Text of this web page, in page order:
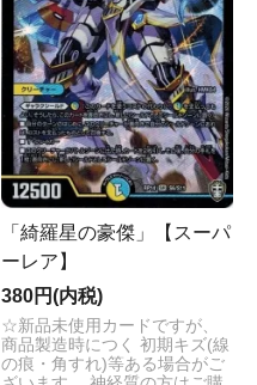
「綺羅星の豪傑」【スーパ
ーレア】
380円(内税)
☆新品未使用カードですが、
商品製造時につく 初期キズ(線
の痕・角すれ)等ある場合がご